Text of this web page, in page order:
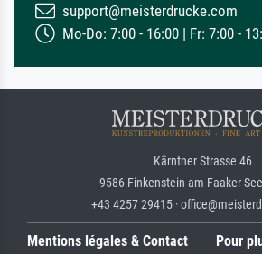
support@meisterdrucke.com
Mo-Do: 7:00 - 16:00 | Fr: 7:00 -
Kärntner Strasse 46
9586 Finkenstein am Faaker
+43 4257 29415 ·
Mentions légales & Contact Pour